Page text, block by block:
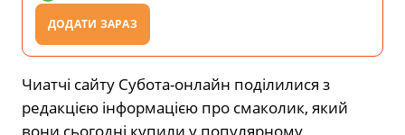
ДОДАТИ ЗАРАЗ
Чиатчі сайту Субота-онлайн поділилися з
редакцією інформацією про смаколик, який
вони сьогодні купили у популярному